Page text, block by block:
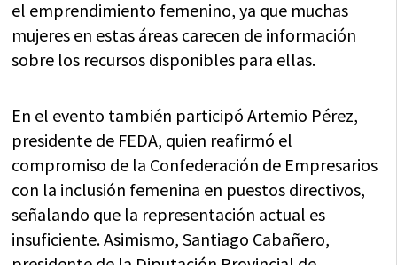
el emprendimiento femenino, ya que muchas
mujeres en estas áreas carecen de información
sobre los recursos disponibles para ellas.
En el evento también participó Artemio Pérez,
presidente de FEDA, quien reafirmó el
compromiso de la Confederación de Empresarios
con la inclusión femenina en puestos directivos,
señalando que la representación actual es
insuficiente. Asimismo, Santiago Cabañero,